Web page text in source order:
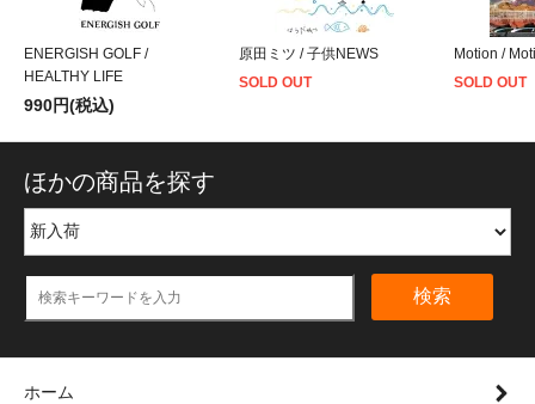
ENERGISH GOLF /
HEALTHY LIFE
990円(税込)
原田ミツ / 子供NEWS
SOLD OUT
Motion /
SOLD OUT
ほかの商品を探す
検索
ホーム